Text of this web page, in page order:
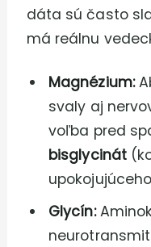
dáta sú často
má reálnu
Magnézium:
svaly aj
voľba pred
bisglycinát
Glycín: